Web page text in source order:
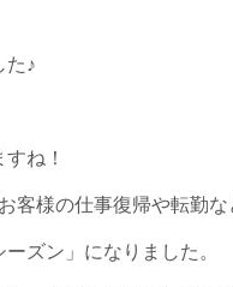
た♪
ね！
客様の仕事復帰や転勤な
ズン」になりました。